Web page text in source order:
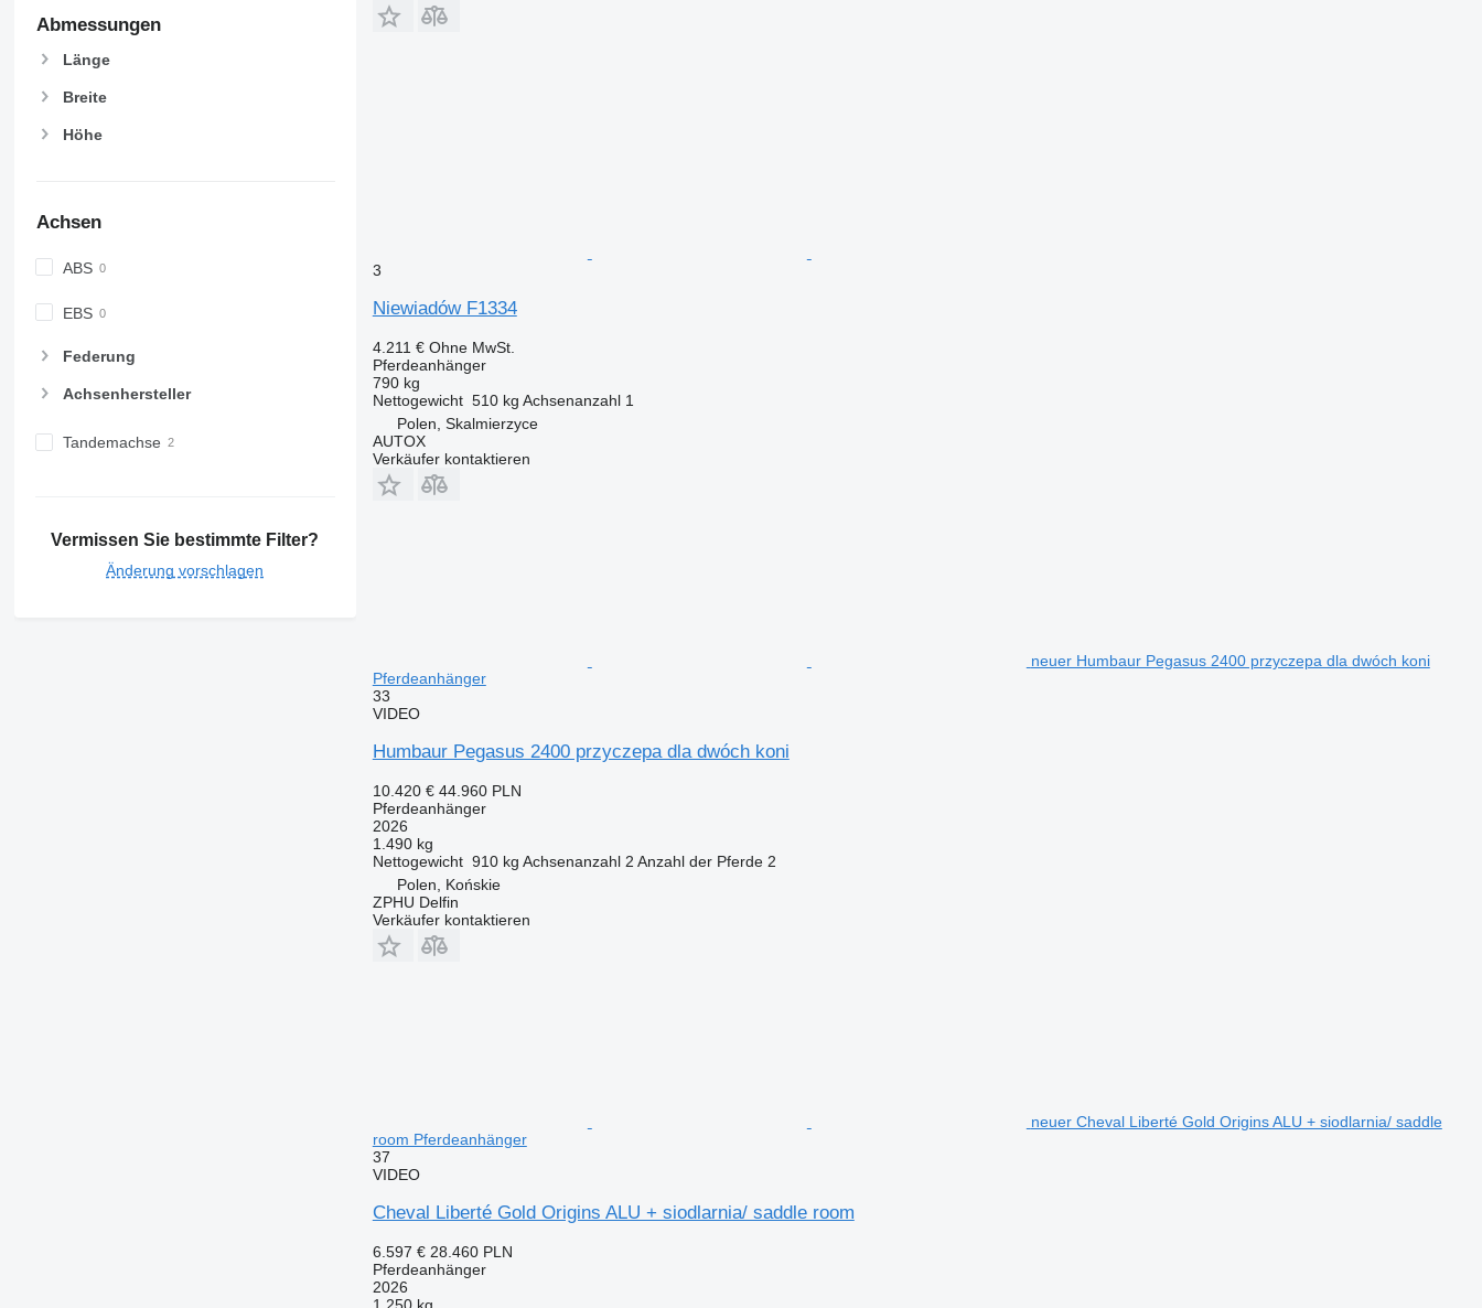
Abmessungen
Länge
Breite
Höhe
Achsen
ABS
EBS
Federung
Achsenhersteller
Tandemachse
Vermissen Sie bestimmte Filter?
Änderung vorschlagen
3
Niewiadów F1334
4.211 € Ohne MwSt.
Pferdeanhänger
790 kg
Nettogewicht 510 kg Achsenanzahl 1
Polen, Skalmierzyce
AUTOX
Verkäufer kontaktieren
neuer Humbaur Pegasus 2400 przyczepa dla dwóch koni
Pferdeanhänger
33
VIDEO
Humbaur Pegasus 2400 przyczepa dla dwóch koni
10.420 € 44.960 PLN
Pferdeanhänger
2026
1.490 kg
Nettogewicht 910 kg Achsenanzahl 2 Anzahl der Pferde 2
Polen, Końskie
ZPHU Delfin
Verkäufer kontaktieren
neuer Cheval Liberté Gold Origins ALU + siodlarnia/ saddle
room Pferdeanhänger
37
VIDEO
Cheval Liberté Gold Origins ALU + siodlarnia/ saddle room
6.597 € 28.460 PLN
Pferdeanhänger
2026
1.250 kg